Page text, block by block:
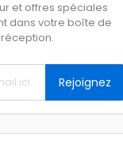
et offres spéciales
dans votre boîte de
réception.
Rejoignez